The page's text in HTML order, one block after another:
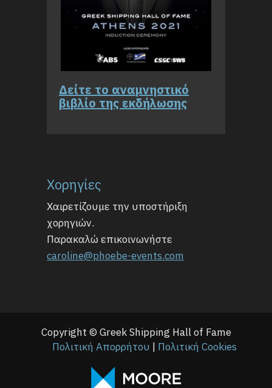
Δείτε το αναμνηστικό
βιβλίο της εκδήλωσης
Χορηγίες
Χαιρετίζουμε την υποστήριξη
χορηγιών.
Παρακαλώ επικοινωνήστε
caroline@phoebe-events.com
Copyright © Greek Shipping Hall of Fame
Πολιτική Απορρήτου | Πολιτική Cookies